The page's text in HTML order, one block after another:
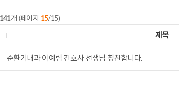
141개 (페이지 15/15)
제목
순환기내과 이예림 간호사 선생님 칭찬합니다.